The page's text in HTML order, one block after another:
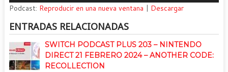
audio
Podcast: Reproducir en una nueva ventana | Descargar
ENTRADAS RELACIONADAS
SWITCH PODCAST PLUS 203 – NINTENDO
DIRECT 21 FEBRERO 2024 – ANOTHER CODE:
RECOLLECTION